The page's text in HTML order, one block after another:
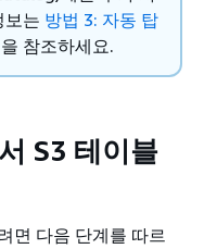
보는 방법 3: 자동 탑
참조하세요.
S3 테이블
면 다음 단계를 따르